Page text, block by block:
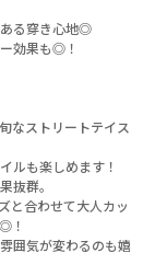
ある穿き心地◎
効果も◎！
なストリートテイス
ルも楽しめます！
抜群。
と合わせて大人カッ
！
囲気が変わるのも嬉